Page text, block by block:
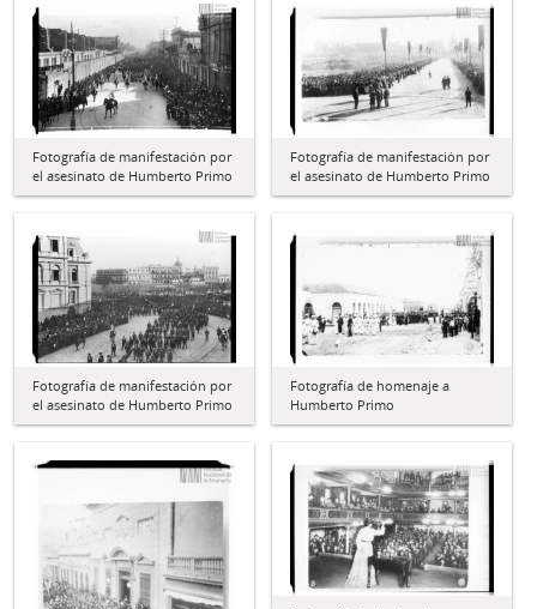
Fotografía de manifestación por
el asesinato de Humberto Primo
Fotografía de manifestación por
el asesinato de Humberto Primo
Fotografía de manifestación por
el asesinato de Humberto Primo
Fotografía de homenaje a
Humberto Primo